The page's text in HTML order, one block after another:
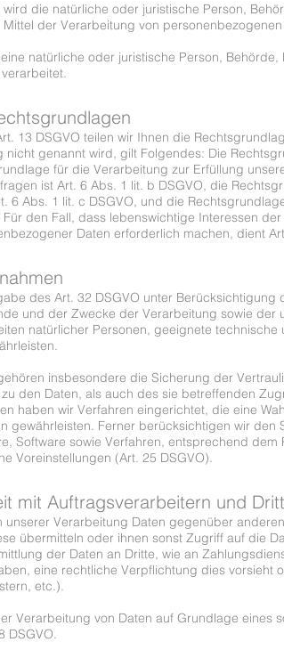
wird die natürliche oder juristische Person,
der Verarbeitung von
eine natürliche oder juristische Person,
13 DSGVO teilen wir Ihnen die
nicht genannt wird, gilt Folgendes: Die
für die Verarbeitung zur Erfüllung
ist Art. 6 Abs. 1 lit. b DSGVO, die
6 Abs. 1 lit. c DSGVO, und die
Für den Fall, dass lebenswichtige Interessen
Daten erforderlich machen, dient
des Art. 32 DSGVO unter
und der Zwecke der Verarbeitung sowie
natürlicher Personen, geeignete
insbesondere die Sicherung der
den Daten, als auch des sie betreffenden
haben wir Verfahren eingerichtet, die eine
gewährleisten. Ferner berücksichtigen wir
Software sowie Verfahren, entsprechend
Voreinstellungen (Art. 25 DSGVO).
mit Auftragsverarbeitern und
unserer Verarbeitung Daten gegenüber
übermitteln oder ihnen sonst Zugriff auf die
der Daten an Dritte, wie an
eine rechtliche Verpflichtung dies
etc.).
Verarbeitung von Daten auf Grundlage
DSGVO.